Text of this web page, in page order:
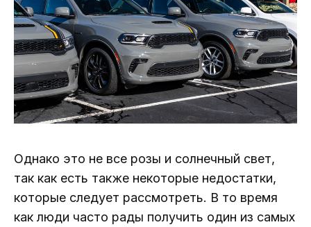
Однако это не все розы и солнечный свет,
так как есть также некоторые недостатки,
которые следует рассмотреть. В то время
как люди часто рады получить один из самых